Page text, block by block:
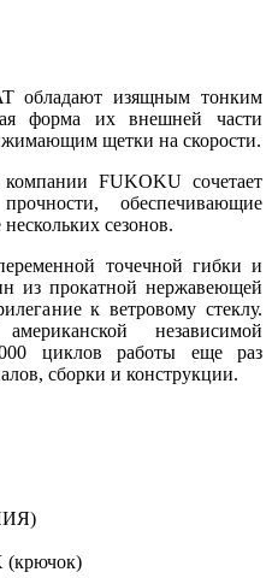
обладают изящным тонким
форма их внешней части
щетки на скорости.
FUKOKU сочетает
обеспечивающие
сезонов.
точечной гибки и
из прокатной нержавеющей
к ветровому стеклу.
независимой
циклов работы еще раз
сборки и конструкции.
(крючок)